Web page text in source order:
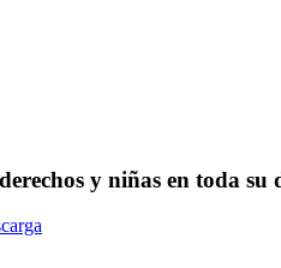
y niñas en toda su